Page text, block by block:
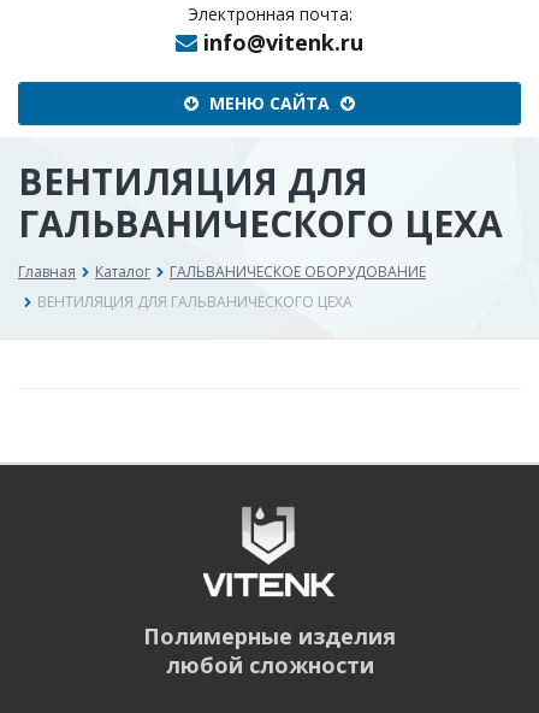
Электронная почта:
info@vitenk.ru
МЕНЮ САЙТА Меню
сайта
ВЕНТИЛЯЦИЯ ДЛЯ
ГАЛЬВАНИЧЕСКОГО ЦЕХА
Главная Каталог
ГАЛЬВАНИЧЕСКОЕ ОБОРУДОВАНИЕ
ВЕНТИЛЯЦИЯ ДЛЯ ГАЛЬВАНИЧЕСКОГО ЦЕХА
Полимерные изделия
любой сложности